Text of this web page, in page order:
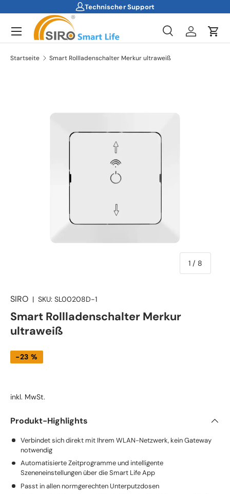
Direkt zum Inhalt
Technischer Support
Suchen
SucheEinloggen
Menü
Startseite Smart Rollladenschalter Merkur ultraweiß
1 / von
8
SIRO | SKU: SL00208D-1
Smart Rollladenschalter Merkur
ultraweiß
-23 %
inkl. MwSt.
Produkt-Highlights
Verbindet sich direkt mit Ihrem WLAN-Netzwerk, kein Gateway
notwendig
Automatisierte Zeitprogramme und intelligente
Szeneneinstellungen über die Smart Life App
Passt in allen normgerechten Unterputzdosen